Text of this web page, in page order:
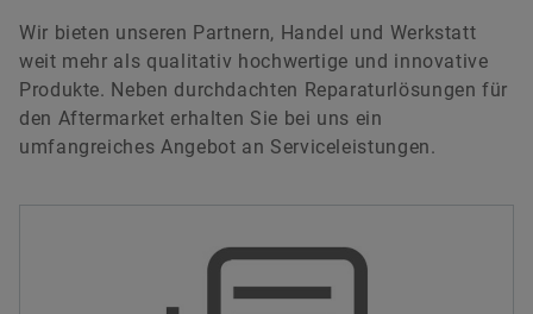
Wir bieten unseren Partnern, Handel und Werkstatt
weit mehr als qualitativ hochwertige und innovative
Produkte. Neben durchdachten Reparaturlösungen für
den Aftermarket erhalten Sie bei uns ein
umfangreiches Angebot an Serviceleistungen.